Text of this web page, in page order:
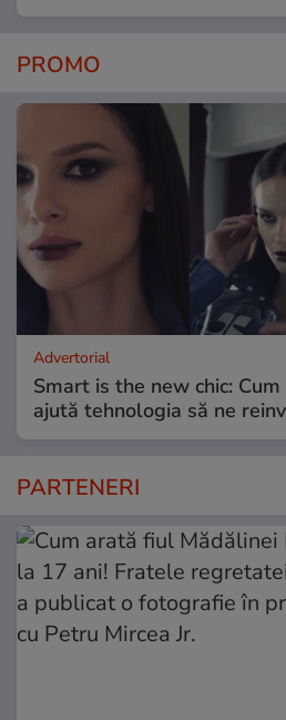
PROMO
Advertorial
Smart is the new chic: Cum
ajută tehnologia să ne
PARTENERI